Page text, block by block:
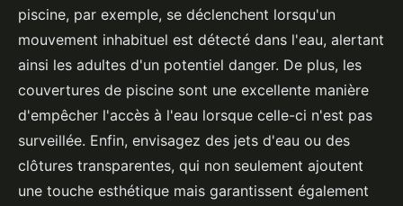
piscine, par exemple, se déclenchent lorsqu'un
mouvement inhabituel est détecté dans l'eau, alertant
ainsi les adultes d'un potentiel danger. De plus, les
couvertures de piscine sont une excellente manière
d'empêcher l'accès à l'eau lorsque celle-ci n'est pas
surveillée. Enfin, envisagez des jets d'eau ou des
clôtures transparentes, qui non seulement ajoutent
une touche esthétique mais garantissent également